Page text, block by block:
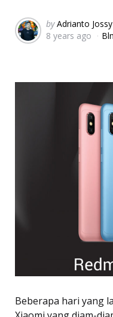
Posted
by
by Adrianto Jossy
8 years ago
Beberapa hari yang